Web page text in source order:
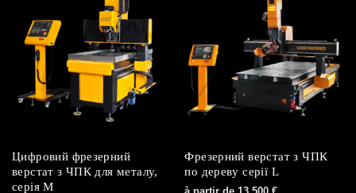
Цифровий фрезерний
верстат з ЧПК для металу,
серія M
Фрезерний верстат з ЧПК
по дереву серії L